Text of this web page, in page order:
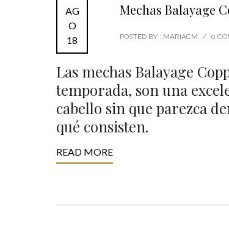
AG
O
18
Mechas Balayage
POSTED BY : MARIACM / 0
Las mechas Balayage
temporada, son una
cabello sin que parezca
qué consisten.
READ MORE